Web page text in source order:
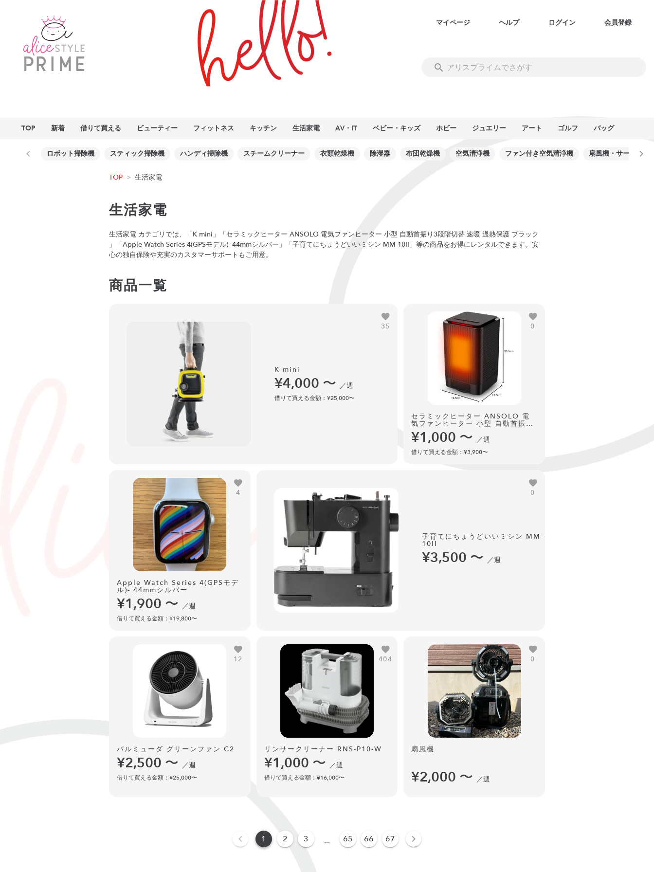
マイページ ヘルプ ログイン 会員登録
TOP 新着 借りて買える ビューティー フィットネス キッチン 生活家電 AV・IT ベビー・キッズ ホビー ジュエリー アート ゴルフ バッグ
ロボット掃除機 スティック掃除機 ハンディ掃除機 スチームクリーナー 衣類乾燥機 除湿器 布団乾燥機 空気清浄機 ファン付き空気清浄機 扇風機・サーキュレ
TOP > 生活家電
生活家電
生活家電 カテゴリでは、「K mini」「セラミックヒーター ANSOLO 電気ファンヒーター 小型 自動首振り3段階切替 速暖 過熱保護 ブラック
」「Apple Watch Series 4(GPSモデル)- 44mmシルバー」「子育てにちょうどいいミシン MM-10II」等の商品をお得にレンタルできます。安
心の独自保険や充実のカスタマーサポートもご用意。
商品一覧
K mini
¥4,000 〜 ／週
借りて買える金額：¥25,000〜
35
セラミックヒーター ANSOLO 電
気ファンヒーター 小型 自動首振り
3段階切替 速暖 過熱保護 ブラック
¥1,000 〜 ／週
借りて買える金額：¥3,900〜
0
Apple Watch Series 4(GPSモデ
ル)- 44mmシルバー
¥1,900 〜 ／週
借りて買える金額：¥19,800〜
4
子育てにちょうどいいミシン MM-
10II
¥3,500 〜 ／週
0
バルミューダ グリーンファン C2
¥2,500 〜 ／週
借りて買える金額：¥25,000〜
12
リンサークリーナー RNS-P10-W
¥1,000 〜 ／週
借りて買える金額：¥16,000〜
404
扇風機
¥2,000 〜 ／週
0
1 2 3 ... 65 66 67